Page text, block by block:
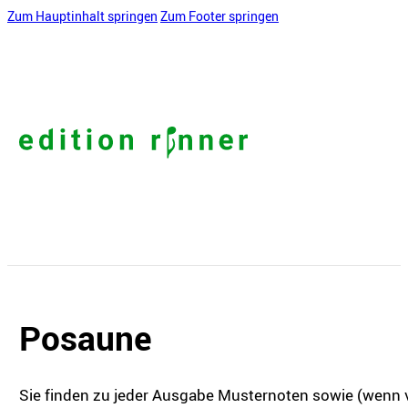
Zum Hauptinhalt springen Zum Footer springen
Posaune
Sie finden zu jeder Ausgabe Musternoten sowie